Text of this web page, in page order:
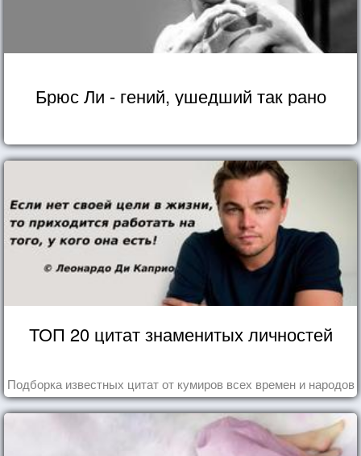
Брюс Ли - гений, ушедший так рано
ТОП 20 цитат знаменитых личностей
Подборка известных цитат от кумиров всех времен и народов